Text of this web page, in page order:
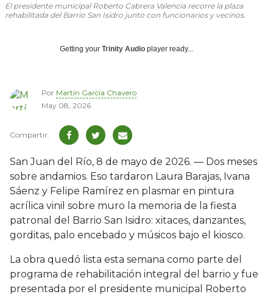
El presidente municipal Roberto Cabrera Valencia recorre la plaza
rehabilitada del Barrio San Isidro junto con funcionarios y vecinos.
Getting your Trinity Audio player ready...
Por Martín García Chavero
May 08, 2026
San Juan del Río, 8 de mayo de 2026. — Dos meses
sobre andamios. Eso tardaron Laura Barajas, Ivana
Sáenz y Felipe Ramírez en plasmar en pintura
acrílica vinil sobre muro la memoria de la fiesta
patronal del Barrio San Isidro: xitaces, danzantes,
gorditas, palo encebado y músicos bajo el kiosco.
La obra quedó lista esta semana como parte del
programa de rehabilitación integral del barrio y fue
presentada por el presidente municipal Roberto